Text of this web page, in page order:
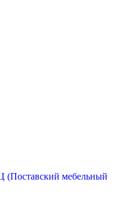
(Поставский мебельный